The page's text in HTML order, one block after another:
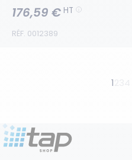
RÉF. 0012389
176,59 € HT
1